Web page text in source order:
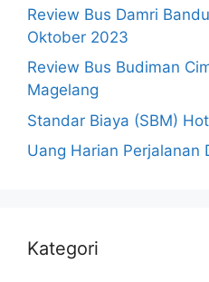
Review Bus Damri
Oktober 2023
Review Bus Budiman
Magelang
Standar Biaya (SBM)
Uang Harian Perjalanan
Kategori